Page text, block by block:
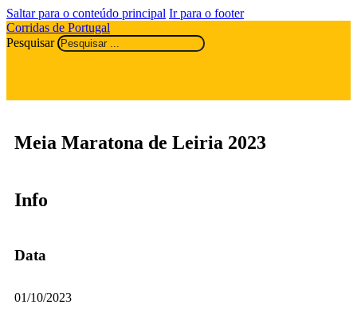
Saltar para o conteúdo principal Ir para o footer
Corridas de Portugal
Pesquisar
Meia Maratona de Leiria 2023
Info
Data
01/10/2023